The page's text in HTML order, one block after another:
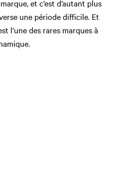
et c’est d’autant plus
une période difficile. Et
l’une des rares marques à